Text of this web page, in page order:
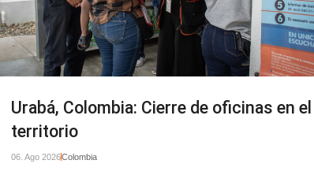
Urabá, Colombia: Cierre de oficinas en el
territorio
06. Ago 2026Colombia